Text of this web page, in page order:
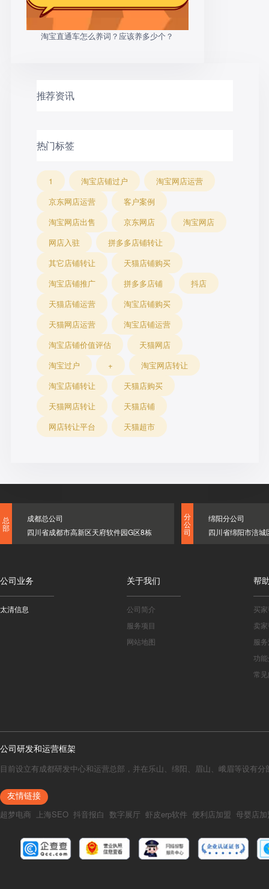
淘宝直通车怎么养词？应该养多少个？
推荐资讯
热门标签
1 淘宝店铺过户
淘宝网店运营
京东网店运营
客户案例
淘宝网店出售
京东网店
淘宝网店
网店入驻
拼多多店铺转让
其它店铺转让
天猫店铺购买
淘宝店铺推广
拼多多店铺
抖店
天猫店铺运营
淘宝店铺购买
天猫网店运营
淘宝店铺运营
淘宝店铺价值评估
天猫网店
淘宝过户
+
淘宝网店转让
淘宝店铺转让
天猫店购买
天猫网店转让
天猫店铺
网店转让平台
天猫超市
总
部
成都总公司
四川省成都市高新区天府软件园G区8栋
分
公
司
绵阳分公司
四川省绵阳市涪
公司业务
太清信息
关于我们
公司简介
服务项目
网站地图
帮
买
卖
服
功
常
公司研发和运营框架
目前设立有成都研发中心和运营总部，并在乐山、绵阳、眉山、峨眉等设有
友情链接
超梦电商 上海SEO 抖音报白 数字展厅 虾皮erp软件 便利店加盟 母婴店